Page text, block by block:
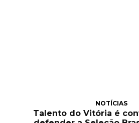
NOTÍCIAS
Talento do Vitória é